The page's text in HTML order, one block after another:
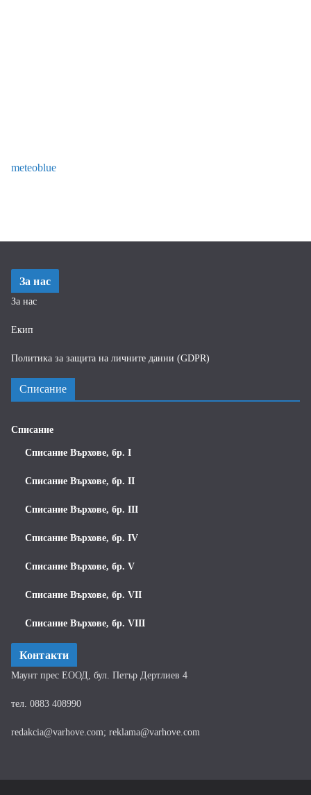
meteoblue
За нас
За нас
Екип
Политика за защита на личните данни (GDPR)
Списание
Списание
Списание Върхове, бр. I
Списание Върхове, бр. II
Списание Върхове, бр. III
Списание Върхове, бр. IV
Списание Върхове, бр. V
Списание Върхове, бр. VII
Списание Върхове, бр. VIII
Контакти
Маунт прес ЕООД, бул. Петър Дертлиев 4
тел. 0883 408990
redakcia@varhove.com; reklama@varhove.com